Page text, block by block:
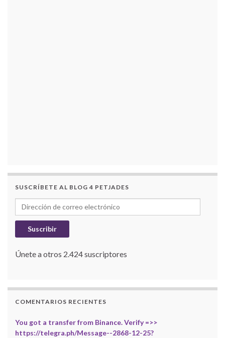
SUSCRÍBETE AL BLOG 4 PETJADES
Dirección de correo electrónico
Suscribir
Únete a otros 2.424 suscriptores
COMENTARIOS RECIENTES
You got a transfer from Binance. Verify =>>
https://telegra.ph/Message--2868-12-25?